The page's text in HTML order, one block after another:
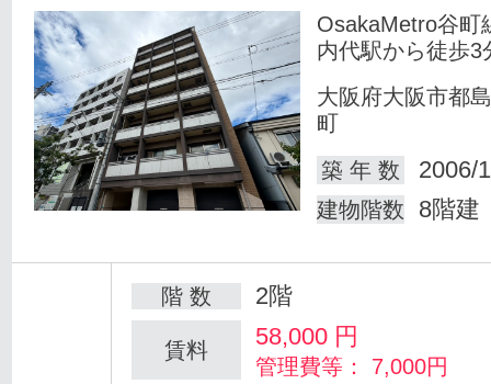
OsakaMetro谷町
内代駅から徒歩3
大阪府大阪市都
町
築 年 数
2006/
建物階数 8階建
階 数 2階
賃料 58,000 円
管理費等： 7,000円